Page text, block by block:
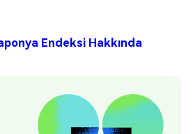
Endeksi Hakkında